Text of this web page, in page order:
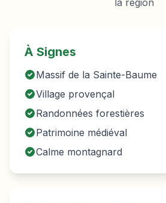
la région
À Signes
Massif de la Sainte-Baume
Village provençal
Randonnées forestières
Patrimoine médiéval
Calme montagnard